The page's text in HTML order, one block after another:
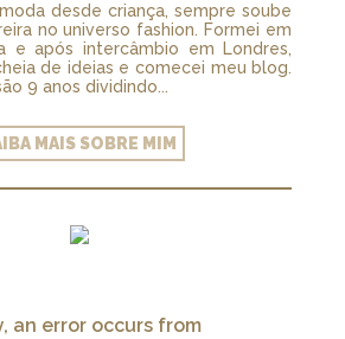
desde criança, sempre soube
no universo fashion. Formei em
e após intercâmbio em Londres,
de ideias e comecei meu blog.
9 anos dividindo...
MAIS SOBRE MIM
an error occurs from